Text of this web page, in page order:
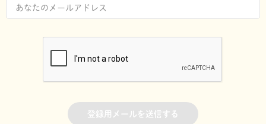
登録用メールを送信する